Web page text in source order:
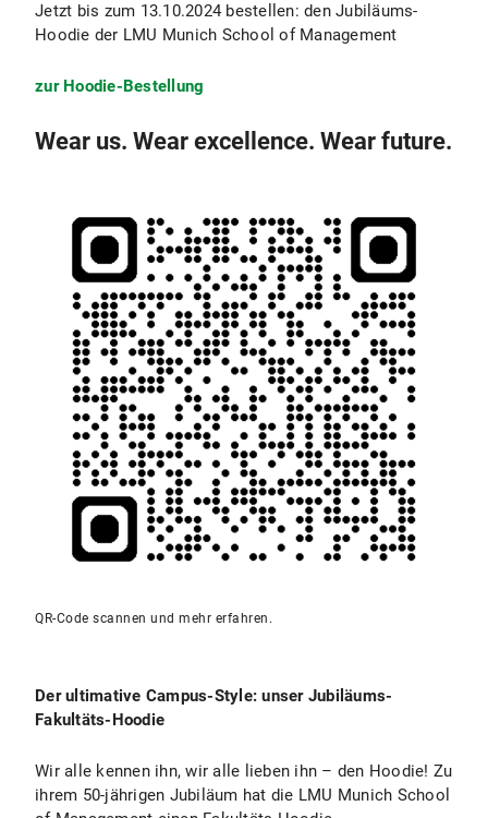
Jetzt bis zum 13.10.2024 bestellen: den Jubiläums-
Hoodie der LMU Munich School of Management
zur Hoodie-Bestellung
Wear us. Wear excellence. Wear future.
QR-Code scannen und mehr erfahren.
Der ultimative Campus-Style: unser Jubiläums-
Fakultäts-Hoodie
Wir alle kennen ihn, wir alle lieben ihn – den Hoodie! Zu
ihrem 50-jährigen Jubiläum hat die LMU Munich School